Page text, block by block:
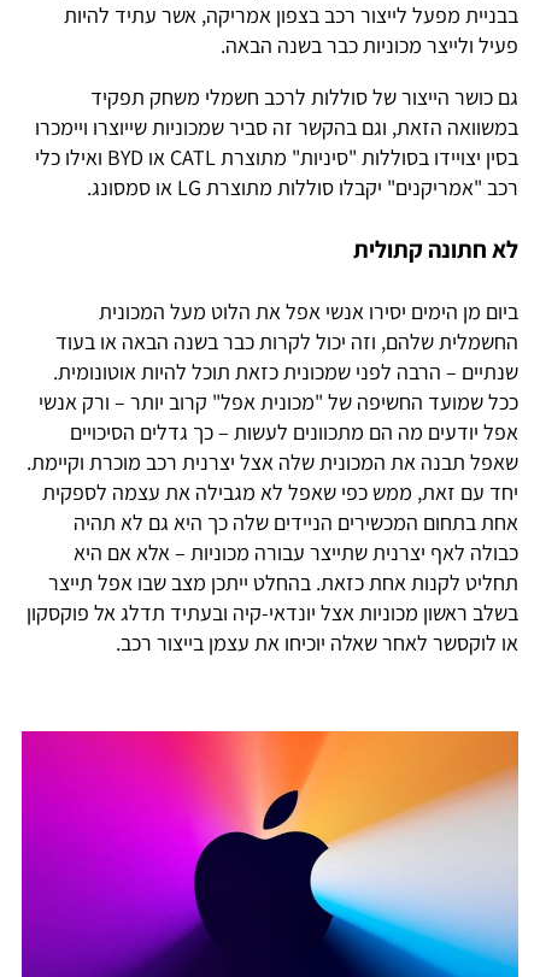
בבניית מפעל לייצור רכב בצפון אמריקה, אשר עתיד להיות
פעיל ולייצר מכוניות כבר בשנה הבאה.
גם כושר הייצור של סוללות לרכב חשמלי משחק תפקיד
במשוואה הזאת, וגם בהקשר זה סביר שמכוניות שייוצרו ויימכרו
בסין יצויידו בסוללות "סיניות" מתוצרת CATL או BYD ואילו כלי
רכב "אמריקנים" יקבלו סוללות מתוצרת LG או סמסונג.
לא חתונה קתולית
ביום מן הימים יסירו אנשי אפל את הלוט מעל המכונית
החשמלית שלהם, וזה יכול לקרות כבר בשנה הבאה או בעוד
שנתיים – הרבה לפני שמכונית כזאת תוכל להיות אוטונומית.
ככל שמועד החשיפה של "מכונית אפל" קרוב יותר – ורק אנשי
אפל יודעים מה הם מתכוונים לעשות – כך גדלים הסיכויים
שאפל תבנה את המכונית שלה אצל יצרנית רכב מוכרת וקיימת.
יחד עם זאת, ממש כפי שאפל לא מגבילה את עצמה לספקית
אחת בתחום המכשירים הניידים שלה כך היא גם לא תהיה
כבולה לאף יצרנית שתייצר עבורה מכוניות – אלא אם היא
תחליט לקנות אחת כזאת. בהחלט ייתכן מצב שבו אפל תייצר
בשלב ראשון מכוניות אצל יונדאי-קיה ובעתיד תדלג אל פוקסקון
או לוקסשר לאחר שאלה יוכיחו את עצמן בייצור רכב.